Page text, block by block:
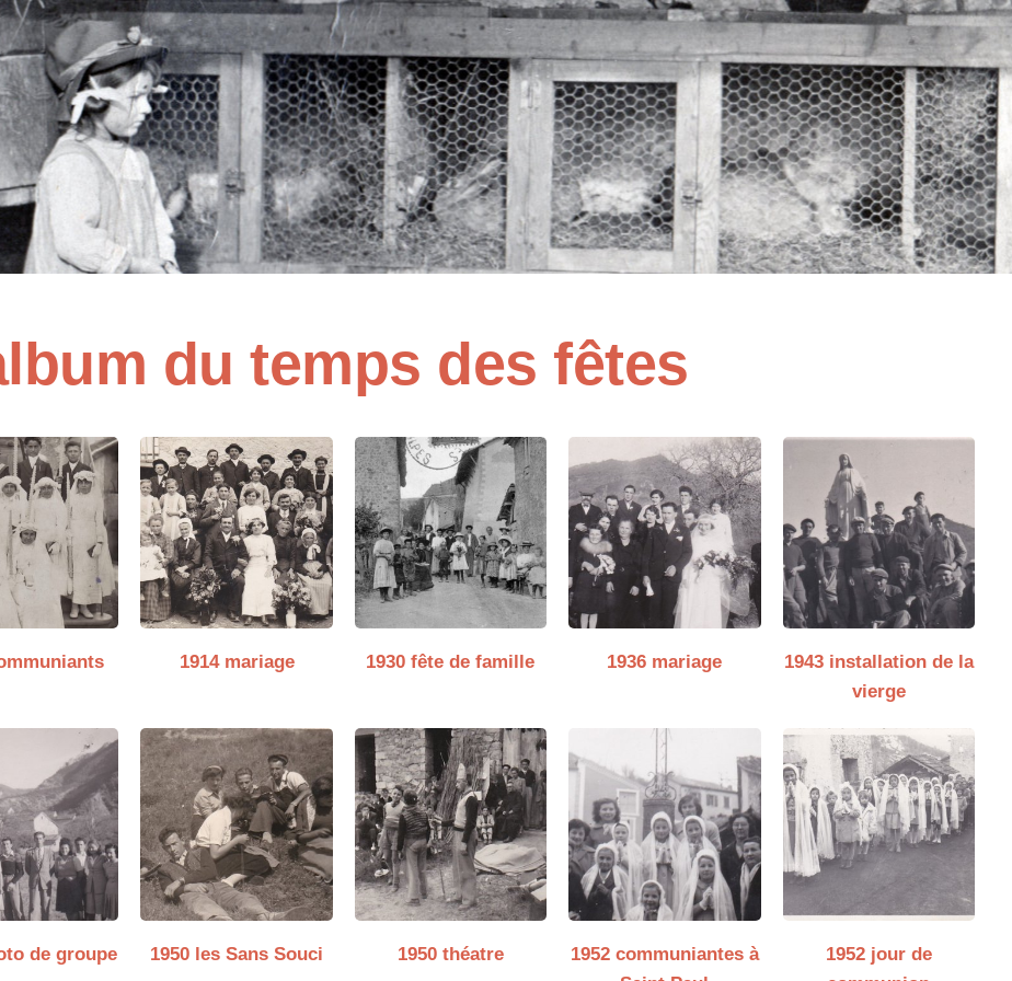
du temps des fêtes
1914 mariage 1930 fête de famille 1936 mariage
1943 installation de la
vierge
de groupe 1950 les Sans Souci 1950 théatre
1952 communiantes à
1952 jour de